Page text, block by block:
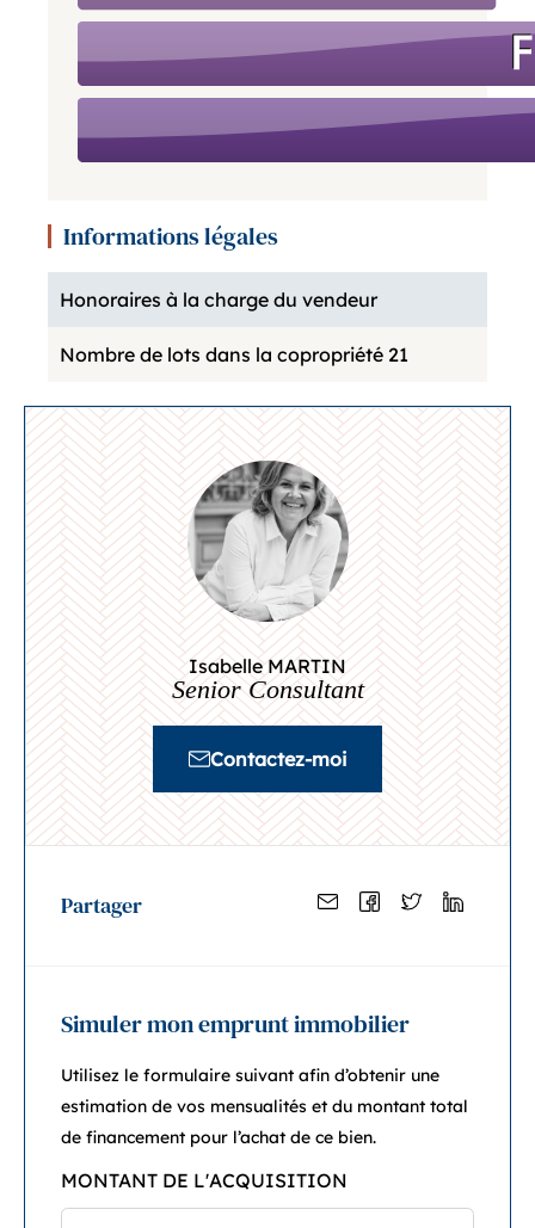
Informations légales
Honoraires à la charge du vendeur
Nombre de lots dans la copropriété 21
Isabelle MARTIN
Senior Consultant
Contactez-moi
Partager
Simuler mon emprunt immobilier
Utilisez le formulaire suivant afin d’obtenir une
estimation de vos mensualités et du montant total
de financement pour l’achat de ce bien.
MONTANT DE L'ACQUISITION